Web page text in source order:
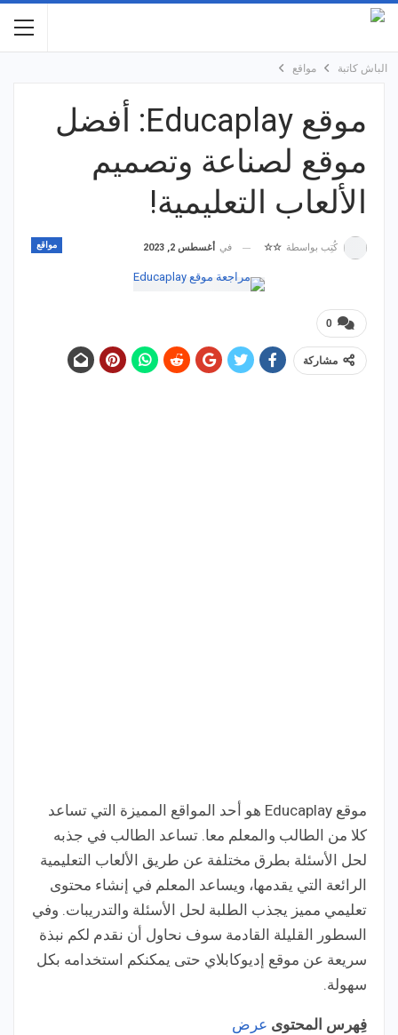
الباش كاتبة مواقع
موقع Educaplay: أفضل
موقع لصناعة وتصميم
الألعاب التعليمية!
مواقع كُتِب بواسطة ☆☆ في أغسطس 2, 2023
0
مشاركة
موقع Educaplay هو أحد المواقع المميزة التي تساعد
كلا من الطالب والمعلم معا. تساعد الطالب في جذبه
لحل الأسئلة بطرق مختلفة عن طريق الألعاب التعليمية
الرائعة التي يقدمها، ويساعد المعلم في إنشاء محتوى
تعليمي مميز يجذب الطلبة لحل الأسئلة والتدريبات. وفي
السطور القليلة القادمة سوف نحاول أن نقدم لكم نبذة
سريعة عن موقع إديوكابلاي حتى يمكنكم استخدامه بكل
سهولة.
فِهرس المحتوى عرض